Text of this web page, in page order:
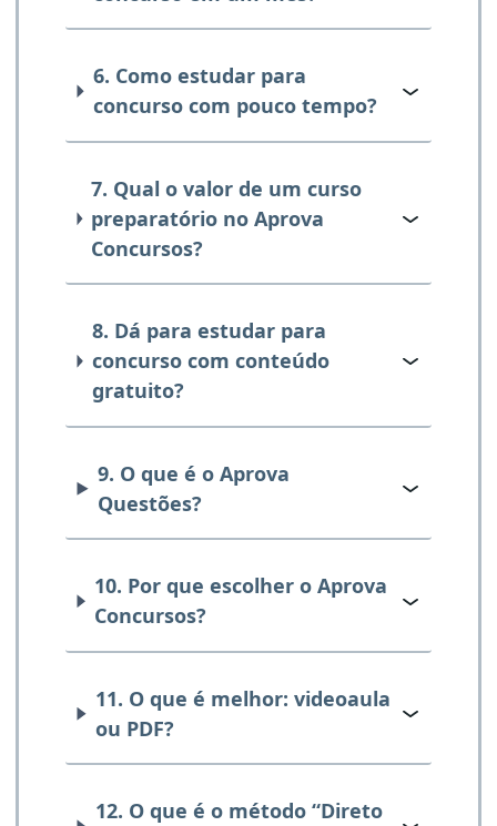
6. Como estudar para
concurso com pouco tempo?
7. Qual o valor de um curso
preparatório no Aprova
Concursos?
8. Dá para estudar para
concurso com conteúdo
gratuito?
9. O que é o Aprova
Questões?
10. Por que escolher o Aprova
Concursos?
11. O que é melhor: videoaula
ou PDF?
12. O que é o método “Direto